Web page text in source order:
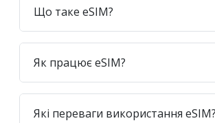
Що таке eSIM?
Як працює eSIM?
Які переваги використання eSIM?